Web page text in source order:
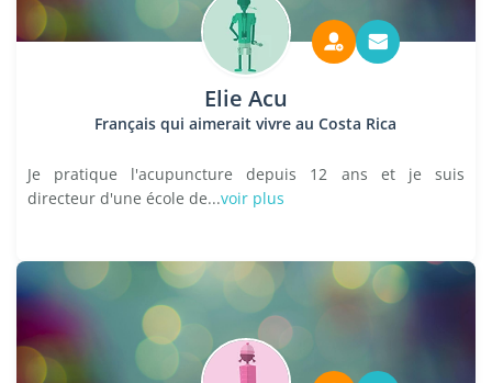
Elie Acu
Français qui aimerait vivre au Costa Rica
Je pratique l'acupuncture depuis 12 ans et je suis
directeur d'une école de...voir plus